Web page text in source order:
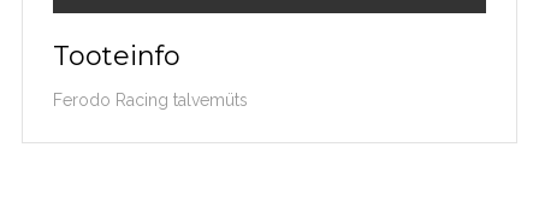
Tooteinfo
Ferodo Racing talvemüts